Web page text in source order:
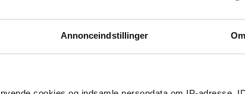
Annonceindstillinger Om
med en rulle med
etiketter.
etiketrullen.
fristående og
færdigtrykte/